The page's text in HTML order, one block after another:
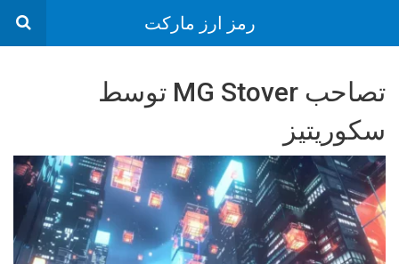
رمز ارز مارکت
تصاحب MG Stover توسط
سکوریتیز